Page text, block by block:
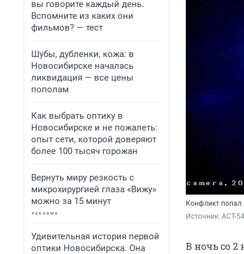
вы говорите каждый день.
Вспомните из каких они
фильмов? — тест
Шубы, дубленки, кожа: в
Новосибирске началась
ликвидация — все цены
пополам
Как выбрать оптику в
Новосибирске и не пожалеть:
опыт сети, которой доверяют
более 100 тысяч горожан
Вернуть миру резкость с
микрохирургией глаза «Вижу»
можно за 15 минут
Удивительная история первой
оптики Новосибирска. Она
Конфликт
Источник: ACT-54
В ночь со 2